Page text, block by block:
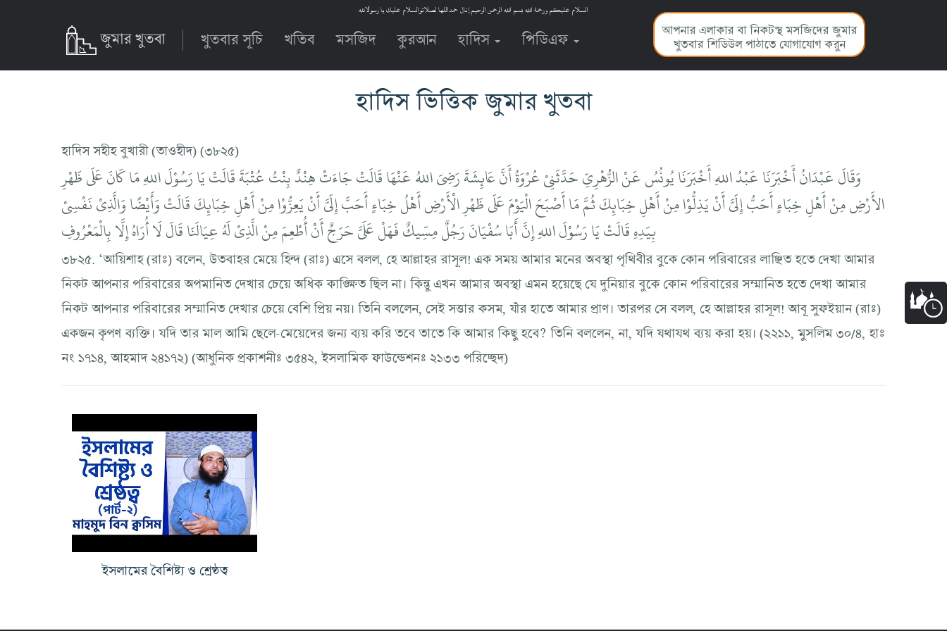
السلام عليكم ورحمة الله بسم الله الرحمن الرحيم إنال حمداللها لصلاتوالسلام عليك يا رسولالله
জুমার খুতবা খুতবার সূচি খতিব মসজিদ কুরআন হাদিস পিডিএফ
আপনার এলাকার বা নিকটস্থ মসজিদের জুমার
খুতবার শিডিউল পাঠাতে যোগাযোগ করুন
হাদিস ভিত্তিক জুমার খুতবা
হাদিস সহীহ বুখারী (তাওহীদ) (৩৮২৫)
وَقَالَ عَبْدَانُ أَخْبَرَنَا عَبْدُ اللهِ أَخْبَرَنَا يُونُسُ عَنْ الزُّهْرِيِّ حَدَّثَنِيْ عُرْوَةُ أَنَّ عَائِشَةَ رَضِيَ اللهُ عَنْهَا قَالَتْ جَاءَتْ هِنْدٌ بِنْتُ عُتْبَةَ قَالَتْ يَا رَسُوْلَ اللهِ مَا كَانَ عَلَى ظَهْرِ
الأَرْضِ مِنْ أَهْلِ خِبَاءٍ أَحَبُّ إِلَيَّ أَنْ يَذِلُّوْا مِنْ أَهْلِ خِبَائِكَ ثُمَّ مَا أَصْبَحَ الْيَوْمَ عَلَى ظَهْرِ الْأَرْضِ أَهْلُ خِبَاءٍ أَحَبَّ إِلَيَّ أَنْ يَعِزُّوْا مِنْ أَهْلِ خِبَائِكَ قَالَتْ وَأَيْضًا وَالَّذِيْ نَفْسِيْ
بِيَدِهِ قَالَتْ يَا رَسُوْلَ اللهِ إِنَّ أَبَا سُفْيَانَ رَجُلٌ مِسِّيكٌ فَهَلْ عَلَيَّ حَرَجٌ أَنْ أُطْعِمَ مِنْ الَّذِيْ لَهُ عِيَالَنَا قَالَ لَا أُرَاهُ إِلَّا بِالْمَعْرُوفِ
৩৮২৫. ‘আয়িশাহ (রাঃ) বলেন, উতবাহর মেয়ে হিন্দ (রাঃ) এসে বলল, হে আল্লাহর রাসূল! এক সময় আমার মনের অবস্থা পৃথিবীর বুকে কোন পরিবারের লাঞ্ছিত হতে দেখা আমার
নিকট আপনার পরিবারের অপমানিত দেখার চেয়ে অধিক কাঙ্ক্ষিত ছিল না। কিন্তু এখন আমার অবস্থা এমন হয়েছে যে দুনিয়ার বুকে কোন পরিবারের সম্মানিত হতে দেখা আমার
নিকট আপনার পরিবারের সম্মানিত দেখার চেয়ে বেশি প্রিয় নয়। তিনি বললেন, সেই সত্তার কসম, যাঁর হাতে আমার প্রাণ। তারপর সে বলল, হে আল্লাহর রাসূল! আবূ সুফইয়ান (রাঃ)
একজন কৃপণ ব্যক্তি। যদি তার মাল আমি ছেলে-মেয়েদের জন্য ব্যয় করি তবে তাতে কি আমার কিছু হবে? তিনি বললেন, না, যদি যথাযথ ব্যয় করা হয়। (২২১১, মুসলিম ৩০/৪, হাঃ
নং ১৭১৪, আহমাদ ২৪১৭২) (আধুনিক প্রকাশনীঃ ৩৫৪২, ইসলামিক ফাউন্ডেশনঃ ২১৩৩ পরিচ্ছেদ)
ইসলামের বৈশিষ্ট্য ও শ্রেষ্ঠত্ব